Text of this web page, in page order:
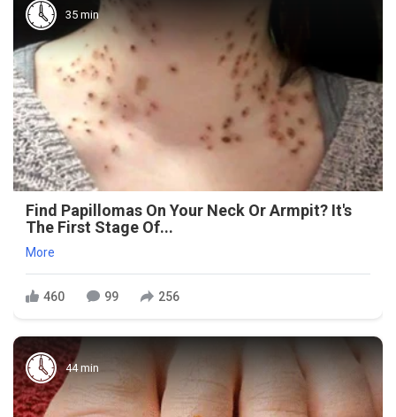
35 min
Find Papillomas On Your Neck Or Armpit? It's
The First Stage Of...
More
460 99 256
44 min